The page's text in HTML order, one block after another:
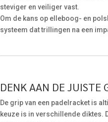
steviger en veiliger vast.
Om de kans op elleboog- en
systeem dat trillingen na een
DENK AAN DE JUISTE
De grip van een padelracket is
keuze is in verschillende diktes.